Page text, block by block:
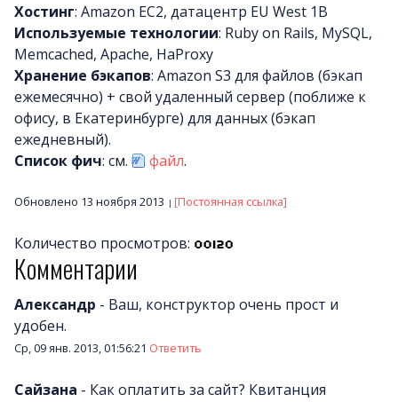
Хостинг: Amazon EC2, датацентр EU West 1B
Используемые технологии: Ruby on Rails, MySQL,
Memcached, Apache, HaProxy
Хранение бэкапов: Amazon S3 для файлов (бэкап
ежемесячно) + свой удаленный сервер (поближе к
офису, в Екатеринбурге) для данных (бэкап
ежедневный).
Список фич: см. файл.
Обновлено 13 ноября 2013 [Постоянная ссылка]
Количество просмотров:
Комментарии
Александр - Ваш, конструктор очень прост и
удобен.
Ср, 09 янв. 2013, 01:56:21 Ответить
Сайзана - Как оплатить за сайт? Квитанция